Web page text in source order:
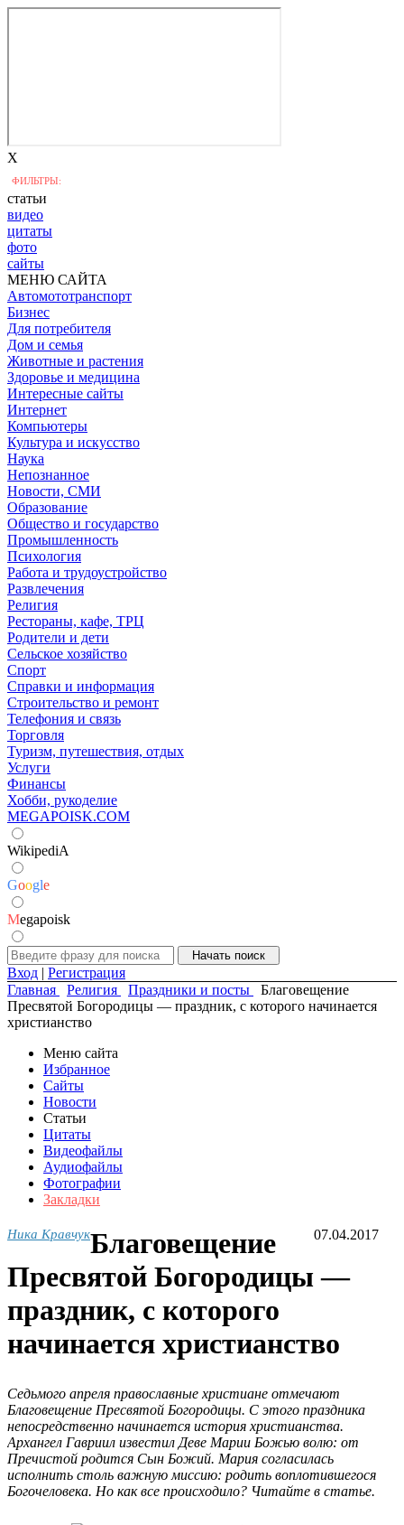
X
ФИЛЬТРЫ:
статьи
видео
цитаты
фото
сайты
МЕНЮ САЙТА
Автомототранспорт
Бизнес
Для потребителя
Дом и семья
Животные и растения
Здоровье и медицина
Интересные сайты
Интернет
Компьютеры
Культура и искусство
Наука
Непознанное
Новости, СМИ
Образование
Общество и государство
Промышленность
Психология
Работа и трудоустройство
Развлечения
Религия
Рестораны, кафе, ТРЦ
Родители и дети
Сельское хозяйство
Спорт
Справки и информация
Строительство и ремонт
Телефония и связь
Торговля
Туризм, путешествия, отдых
Услуги
Финансы
Хобби, рукоделие
MEGAPOISK.COM
WikipediA
Google
Megapoisk
Вход | Регистрация
Главная
Религия Праздники и посты
Благовещение
Пресвятой Богородицы — праздник, с которого начинается
христианство
Меню сайта
Избранное
Сайты
Новости
Статьи
Цитаты
Видеофайлы
Аудиофайлы
Фотографии
Закладки
Ника Кравчук 07.04.2017
Благовещение
Пресвятой Богородицы —
праздник, с которого
начинается христианство
Седьмого апреля православные христиане отмечают
Благовещение Пресвятой Богородицы. С этого праздника
непосредственно начинается история христианства.
Архангел Гавриил известил Деве Марии Божью волю: от
Пречистой родится Сын Божий. Мария согласилась
исполнить столь важную миссию: родить воплотившегося
Богочеловека. Но как все происходило? Читайте в статье.